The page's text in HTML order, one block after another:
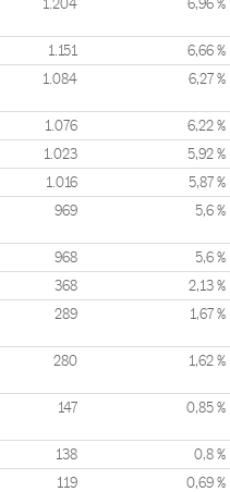
1.204 6,96 %
1.151 6,66 %
1.084 6,27 %
1.076 6,22 %
1.023 5,92 %
1.016 5,87 %
969 5,6 %
968 5,6 %
368 2,13 %
289 1,67 %
280 1,62 %
147 0,85 %
138 0,8 %
119 0,69 %